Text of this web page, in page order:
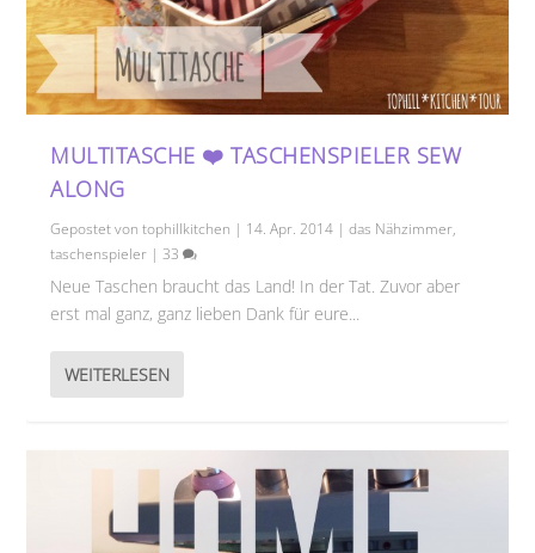
MULTITASCHE ❤️ TASCHENSPIELER SEW
ALONG
Gepostet vontophillkitchen | 14. Apr. 2014 |das Nähzimmer,
taschenspieler |33
Neue Taschen braucht das Land! In der Tat. Zuvor aber
erst mal ganz, ganz lieben Dank für eure...
WEITERLESEN